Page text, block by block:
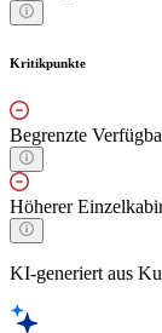
Kritikpunkte
Begrenzte
Höherer
KI-generiert aus